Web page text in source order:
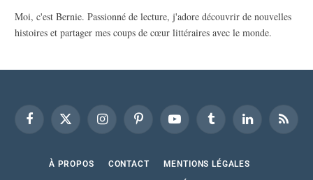
Moi, c'est Bernie. Passionné de lecture, j'adore découvrir de nouvelles
histoires et partager mes coups de cœur littéraires avec le monde.
FacebookX
InstagramPinterest YouTube Tumblr LinkedInRSS
À PROPOS CONTACT MENTIONS LÉGALES